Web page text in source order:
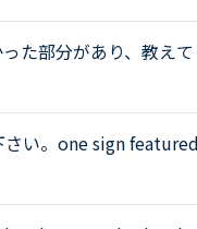
た部分があり、教え
James When was
さい。one sign
textbook/page-
2/13004The</a> Weather
t...